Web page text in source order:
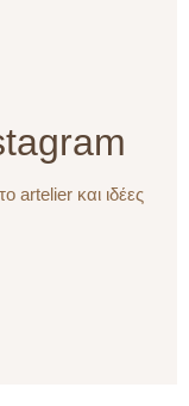
artelier και ιδέες